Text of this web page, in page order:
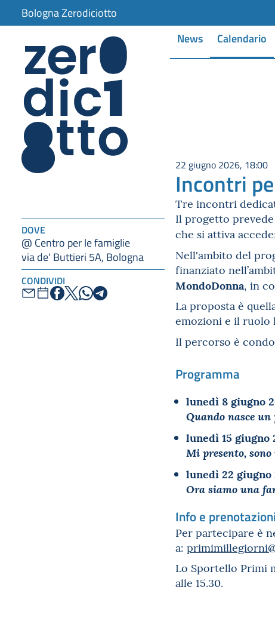
Bologna Zerodiciotto
News Calendario
DOVE
@ Centro per le famiglie
via de' Buttieri 5A, Bologna
CONDIVIDI
22 giugno 2026, 18:00
Incontri
Tre incontri
Il progetto
che si attiva
Nell'ambito del
finanziato
MondoDonna, in
La proposta è
emozioni e il ruolo
Il percorso è
Programma
lunedì 8 giugno
Quando nasce
lunedì 15 giugno
Mi presento,
lunedì 22 giugno
Ora siamo una
Info e prenotazioni
Per partecipare è
a:
Lo Sportello Primi
alle 15.30.